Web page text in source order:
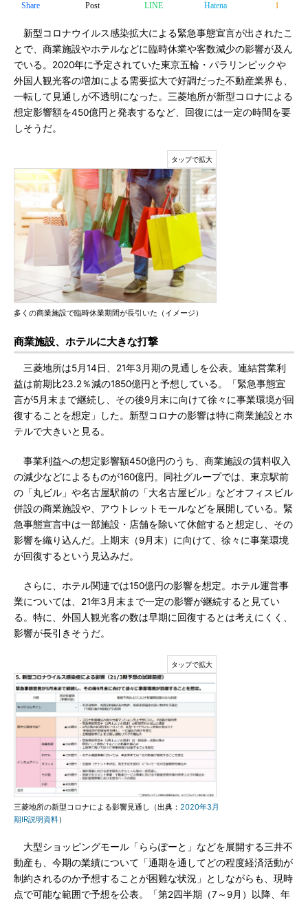
Share Post LINE Hatena 1
新型コロナウイルス感染拡大による緊急事態宣言が出されたこ
とで、商業施設やホテルなどに臨時休業や客数減少の影響が及ん
でいる。2020年に予定されていた東京五輪・パラリンピックや
外国人観光客の増加による需要拡大で好調だった不動産業界も、
一転して見通しが不透明になった。三菱地所が新型コロナによる
想定影響額を450億円と発表するなど、回復には一定の時間を要
しそうだ。
多くの商業施設で臨時休業期間が長引いた（イメージ）
商業施設、ホテルに大きな打撃
三菱地所は5月14日、21年3月期の見通しを公表。連結営業利
益は前期比23.2％減の1850億円と予想している。「緊急事態宣
言が5月末まで継続し、その後9月末に向けて徐々に事業環境が回
復することを想定」した。新型コロナの影響は特に商業施設とホ
テルで大きいと見る。
事業利益への想定影響額450億円のうち、商業施設の賃料収入
の減少などによるものが160億円。同社グループでは、東京駅前
の「丸ビル」や名古屋駅前の「大名古屋ビル」などオフィスビル
併設の商業施設や、アウトレットモールなどを展開している。緊
急事態宣言中は一部施設・店舗を除いて休館すると想定し、その
影響を織り込んだ。上期末（9月末）に向けて、徐々に事業環境
が回復するという見込みだ。
さらに、ホテル関連では150億円の影響を想定。ホテル運営事
業については、21年3月末まで一定の影響が継続すると見てい
る。特に、外国人観光客の数は早期に回復するとは考えにくく、
影響が長引きそうだ。
三菱地所の新型コロナによる影響見通し（出典： 2020年3月
期IR説明資料）
大型ショッピングモール「ららぽーと」などを展開する三井不
動産も、今期の業績について「通期を通してどの程度経済活動が
制約されるのか予想することが困難な状況」としながらも、現時
点で可能な範囲で予想を公表。「第2四半期（7～9月）以降、年